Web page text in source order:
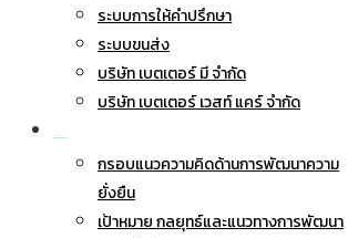
ระบบการให้คำปรึกษา
ระบบขนส่ง
บริษัท เบตเตอร์ มี จำกัด
บริษัท เบตเตอร์ เวสท์ แคร์ จำกัด
กรอบแนวความคิดด้านการพัฒนาความ
ยั่งยืน
เป้าหมาย กลยุทธ์และแนวทางการพัฒนา